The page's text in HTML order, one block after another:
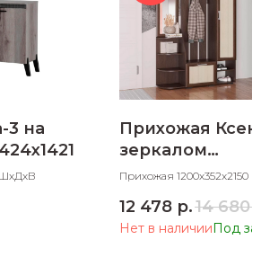
3 на
ШхДхВ
Прихожая
зеркалом
1200х352х2150
Прихожая 1200х352х2150
12 478 р.14 680
Нет в наличии